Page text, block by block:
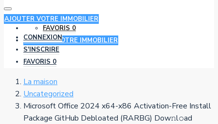
FAVORIS 0
AJOUTER VOTRE IMMOBILIER
AJOUTER VOTRE IMMOBILIER
CONNEXION
S'INSCRIRE
FAVORIS 0
La maison
Uncategorized
Microsoft Office 2024 x64-x86 Activation-Free Install
Package GitHub Debloated (RARBG) Dow𝚗l𝚘ad